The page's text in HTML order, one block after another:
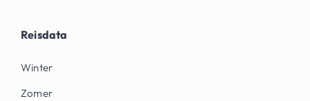
Reisdata
Winter
Zomer